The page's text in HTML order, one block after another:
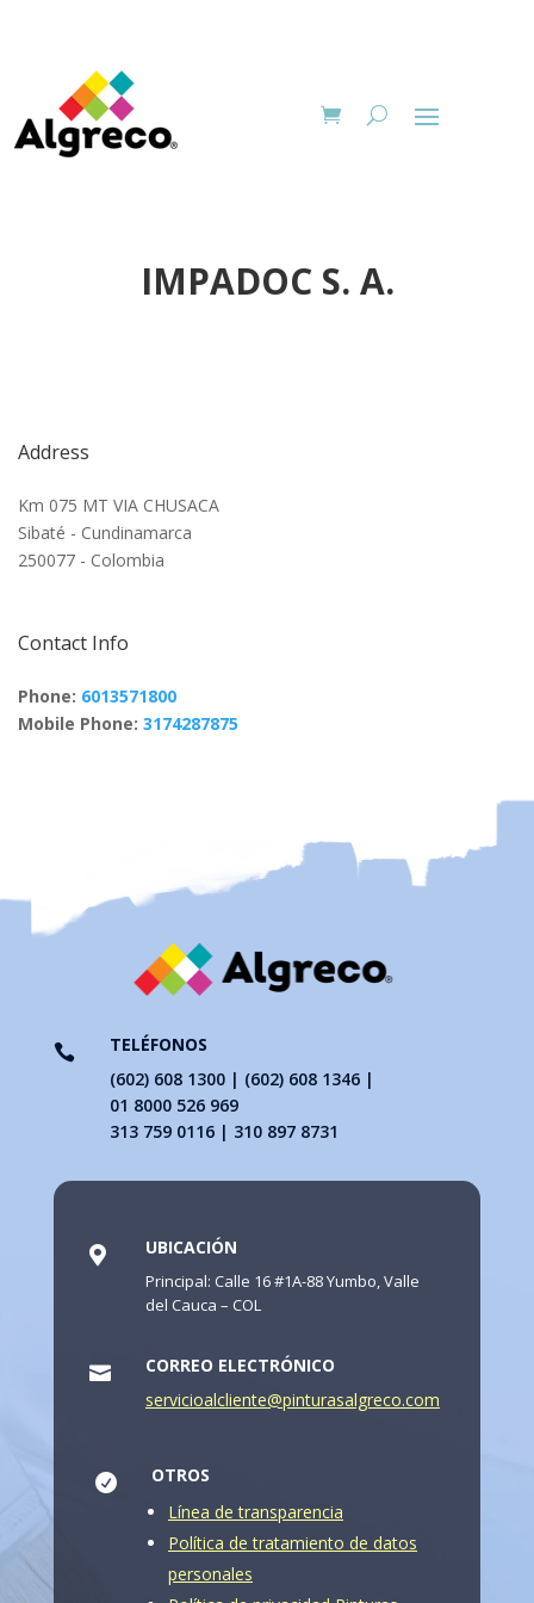
IMPADOC S. A.
Address
Km 075 MT VIA CHUSACA
Sibaté - Cundinamarca
250077 - Colombia
Contact Info
Phone: 6013571800
Mobile Phone: 3174287875

TELÉFONOS
(602) 608 1300 | (602) 608 1346 |
01 8000 526 969
313 759 0116 | 310 897 8731
 UBICACIÓN
Principal: Calle 16 #1A-88 Yumbo, Valle
del Cauca – COL

CORREO ELECTRÓNICO
servicioalcliente@pinturasalgreco.com

OTROS
Línea de transparencia
Política de tratamiento de datos
personales